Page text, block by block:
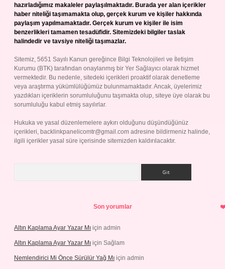
hazırladığımız makaleler paylaşılmaktadır. Burada yer alan içerikler
haber niteliği taşımamakta olup, gerçek kurum ve kişiler hakkında
paylaşım yapılmamaktadır. Gerçek kurum ve kişiler ile isim
benzerlikleri tamamen tesadüfidir. Sitemizdeki bilgiler taslak
halindedir ve tavsiye niteliği taşımazlar.
Sitemiz, 5651 Sayılı Kanun gereğince Bilgi Teknolojileri ve İletişim
Kurumu (BTK) tarafından onaylanmış bir Yer Sağlayıcı olarak hizmet
vermektedir. Bu nedenle, sitedeki içerikleri proaktif olarak denetleme
veya araştırma yükümlülüğümüz bulunmamaktadır. Ancak, üyelerimiz
yazdıkları içeriklerin sorumluluğunu taşımakta olup, siteye üye olarak bu
sorumluluğu kabul etmiş sayılırlar.
Hukuka ve yasal düzenlemelere aykırı olduğunu düşündüğünüz
içerikleri, backlinkpanelicomtr@gmail.com adresine bildirmeniz halinde,
ilgili içerikler yasal süre içerisinde sitemizden kaldırılacaktır.
Son yorumlar
Altın Kaplama Ayar Yazar Mı için admin
Altın Kaplama Ayar Yazar Mı için Sağlam
Nemlendirici Mi Önce Sürülür Yağ Mı için admin